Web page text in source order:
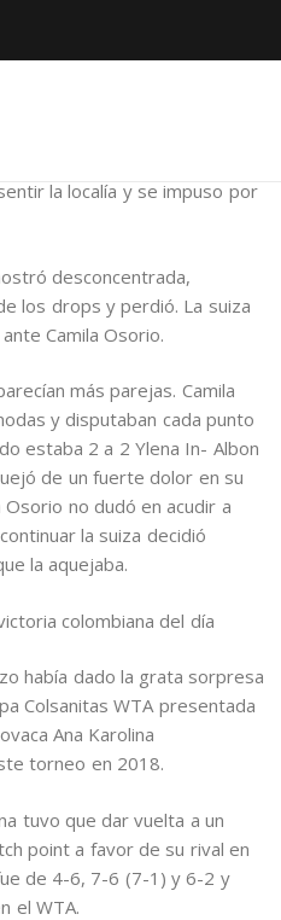
la localía y se impuso por
desconcentrada,
los drops y perdió. La suiza
Camila Osorio.
más parejas. Camila
y disputaban cada punto
estaba 2 a 2 Ylena In- Albon
de un fuerte dolor en su
no dudó en acudir a
la suiza decidió
la aquejaba.
colombiana del día
había dado la grata sorpresa
Colsanitas WTA presentada
Ana Karolina
torneo en 2018.
tuvo que dar vuelta a un
point a favor de su rival en
de 4-6, 7-6 (7-1) y 6-2 y
el WTA.